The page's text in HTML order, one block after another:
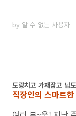
by 알 수 없는 사용자
도랑치고 가재잡고 님
직장인의 스마트